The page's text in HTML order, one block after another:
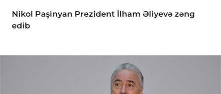
Nikol Paşinyan Prezident İlham Əliyevə zəng
edib